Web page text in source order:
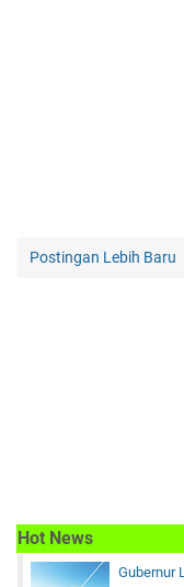
Postingan Lebih Baru
Hot News
Gubernur